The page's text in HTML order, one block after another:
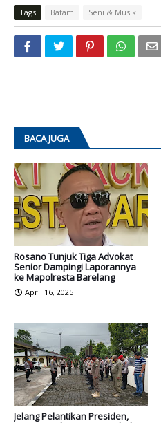
Tags Batam Seni & Musik
BACA JUGA
Rosano Tunjuk Tiga Advokat
Senior Dampingi Laporannya
ke Mapolresta Barelang
April 16, 2025
Jelang Pelantikan Presiden,